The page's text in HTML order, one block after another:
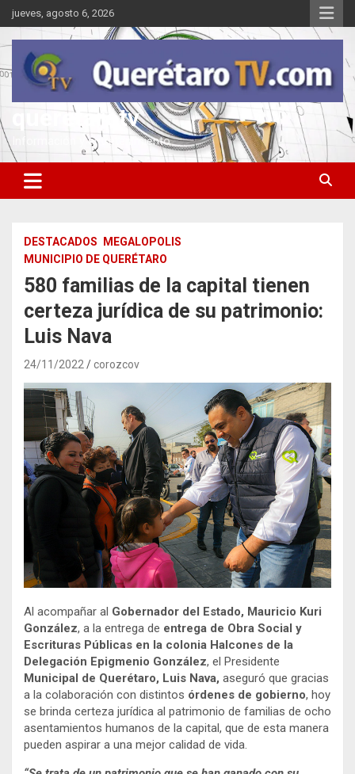
Saltar
al
contenido
jueves, agosto 6, 2026
queretarotv
Información y entretenimiento
DESTACADOS
MEGALOPOLIS
MUNICIPIO DE QUERÉTARO
580 familias de la capital tienen
certeza jurídica de su patrimonio:
Luis Nava
24/11/2022 corozcov
Al acompañar al Gobernador del Estado, Mauricio Kuri
González, a la entrega de entrega de Obra Social y
Escrituras Públicas en la colonia Halcones de la
Delegación Epigmenio González, el Presidente
Municipal de Querétaro, Luis Nava, aseguró que gracias
a la colaboración con distintos órdenes de gobierno, hoy
se brinda certeza jurídica al patrimonio de familias de ocho
asentamientos humanos de la capital, que de esta manera
pueden aspirar a una mejor calidad de vida.